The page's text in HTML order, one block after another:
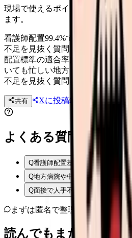
現場で使えるポイントを、同僚や
ます。
看護師配置99.4%でも安心できな
不足を見抜く質問 2023年度の立
配置標準の適合率は99.4%に低下
いても忙しい地方・中小病院で、
不足を見抜く質問を整理します。
共有 Xに投稿 LINE 投稿文コ
よくある質問
Q看護師配置基準を満たしていれ
Q地方病院や中小病院は避けるべき
Q面接で人手不足を聞いてもよいで
まずは匿名で整理
読んでもまだ苦しい